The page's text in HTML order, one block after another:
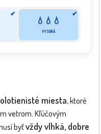
✔ ✔
💧💧💧
VYSOKÁ
miesta, ktoré
vetrom. Kľúčovým
byťvždy vlhká, dobre